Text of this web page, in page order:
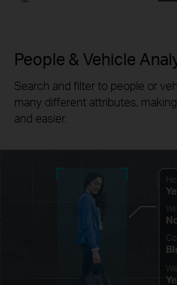
People & Vehicle
Search and filter to people or
many different attributes,
and easier.